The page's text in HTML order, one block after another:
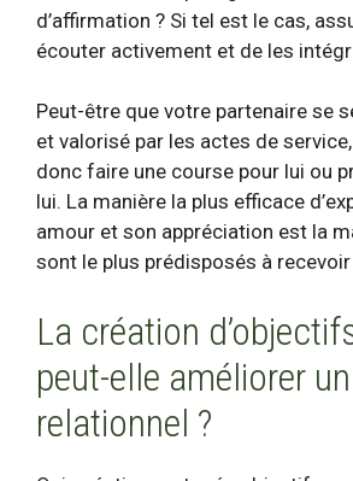
d’affirmation ? Si tel est le cas,
écouter activement et de les
Peut-être que votre partenaire se
et valorisé par les actes de
donc faire une course pour lui ou
lui. La manière la plus efficace
amour et son appréciation est la
sont le plus prédisposés à recevoir
La création
peut-elle améliorer
relationnel ?